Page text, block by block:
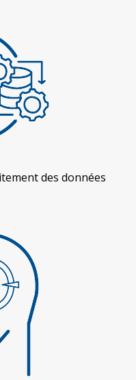
des données